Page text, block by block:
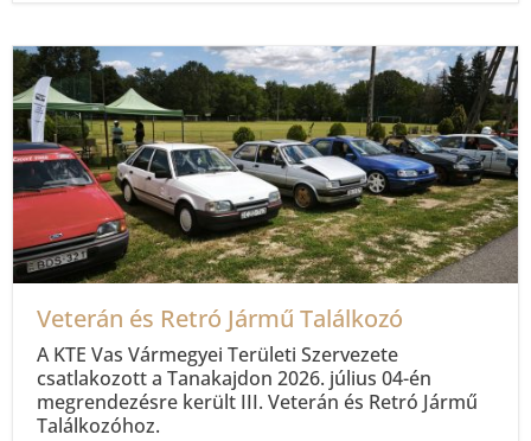
Veterán és Retró Jármű Találkozó
A KTE Vas Vármegyei Területi Szervezete
csatlakozott a Tanakajdon 2026. július 04-én
megrendezésre került III. Veterán és Retró Jármű
Találkozóhoz.